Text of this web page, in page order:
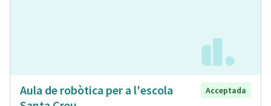
Aula de robòtica per a l'escola
Acceptada